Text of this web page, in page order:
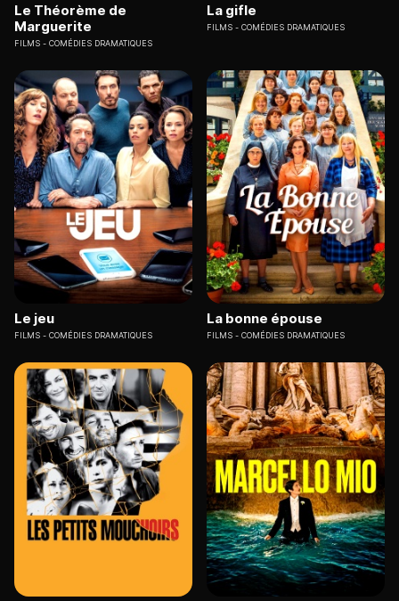
Le Théorème de
Marguerite
FILMS COMÉDIES DRAMATIQUES
La gifle
FILMS COMÉDIES DRAMATIQUES
Le jeu
FILMS COMÉDIES DRAMATIQUES
La bonne épouse
FILMS COMÉDIES DRAMATIQUES